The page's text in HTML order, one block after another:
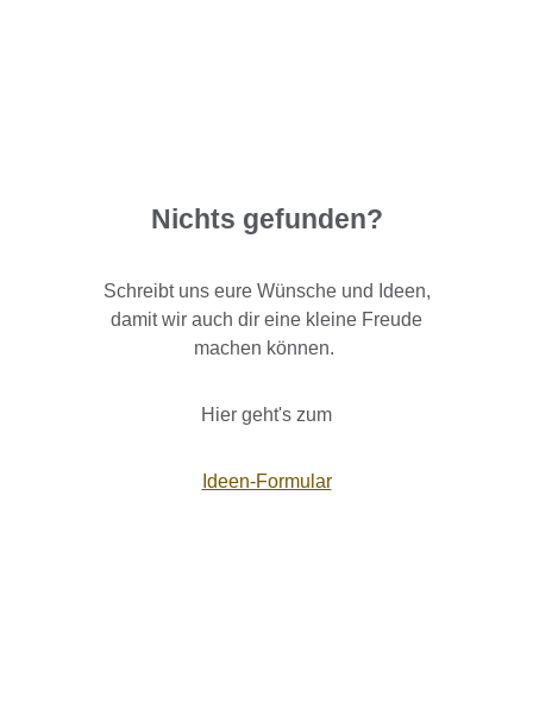
Nichts gefunden?
Schreibt uns eure Wünsche und Ideen,
damit wir auch dir eine kleine Freude
machen können.
Hier geht's zum
Ideen-Formular